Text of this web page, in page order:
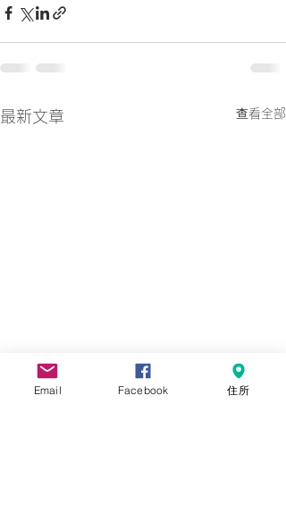
最新文章 查看全部
Email Facebook 住所